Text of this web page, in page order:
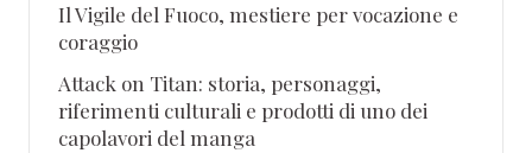
Il Vigile del Fuoco, mestiere per vocazione e
coraggio
Attack on Titan: storia, personaggi,
riferimenti culturali e prodotti di uno dei
capolavori del manga